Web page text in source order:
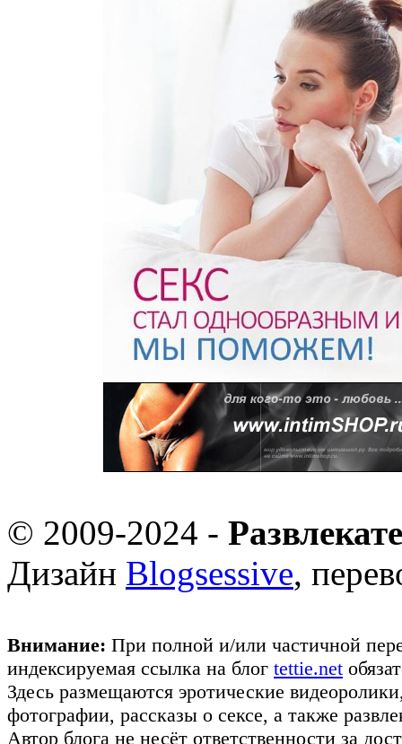
© 2009-2024 -
Дизайн Blogsessive,
Внимание: При полной и/или частичной
индексируемая ссылка на блог tettie.net
Здесь размещаются эротические
фотографии, рассказы о сексе, а также
Автор блога не несёт ответственности за